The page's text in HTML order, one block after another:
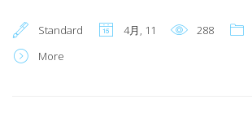
Standard 4月, 11 288
More